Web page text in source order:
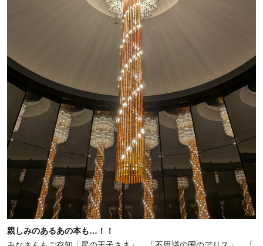
親しみのあるあの本も…！！